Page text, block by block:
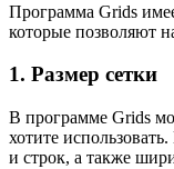
Программа Grids
которые позволяют
1. Размер сетки
В программе Grids
хотите
и строк, а также